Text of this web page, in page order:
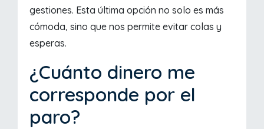
gestiones. Esta última opción no solo es más
cómoda, sino que nos permite evitar colas y
esperas.
¿Cuánto dinero me
corresponde por el
paro?